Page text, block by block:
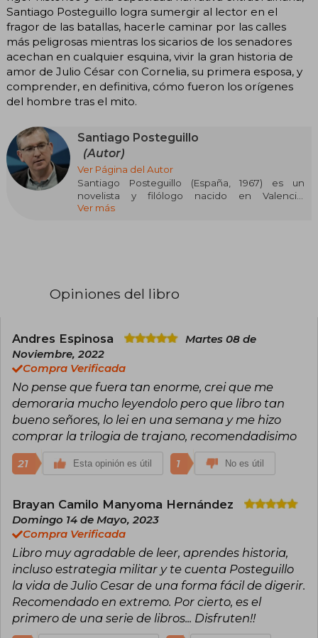
Santiago Posteguillo logra sumergir al lector en el
fragor de las batallas, hacerle caminar por las calles
más peligrosas mientras los sicarios de los senadores
acechan en cualquier esquina, vivir la gran historia de
amor de Julio César con Cornelia, su primera esposa, y
comprender, en definitiva, cómo fueron los orígenes
del hombre tras el mito.
Santiago Posteguillo
(Autor)
Ver Página del Autor
Santiago Posteguillo (España, 1967) es un
novelista y filólogo nacido en Valencia,
especializado en novela histórica ambientada
de novela histórica en español. Además de su
numerosos ensayos académicos.
Ver más
Opiniones del libro
Andres Espinosa
Martes 08 de
Noviembre, 2022
Compra Verificada
No pense que fuera tan enorme, crei que me
demoraria mucho leyendolo pero que libro tan
bueno señores, lo lei en una semana y me hizo
comprar la trilogia de trajano, recomendadisimo
21 Esta opinión es útil 1 No es útil
Brayan Camilo Manyoma Hernández
Domingo 14 de Mayo, 2023
Compra Verificada
Libro muy agradable de leer, aprendes historia,
incluso estrategia militar y te cuenta Posteguillo
la vida de Julio Cesar de una forma fácil de digerir.
Recomendado en extremo. Por cierto, es el
primero de una serie de libros... Disfruten!!